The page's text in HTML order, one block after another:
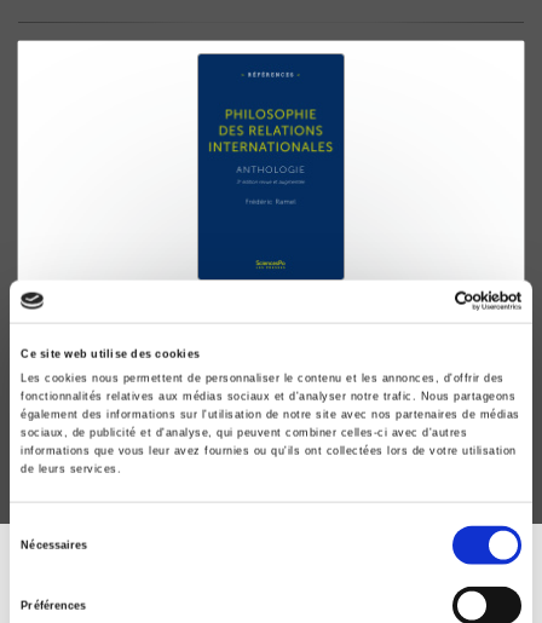
Ce site web utilise des cookies
Les cookies nous permettent de personnaliser le contenu et les annonces, d'offrir des
fonctionnalités relatives aux médias sociaux et d'analyser notre trafic. Nous partageons
également des informations sur l'utilisation de notre site avec nos partenaires de médias
sociaux, de publicité et d'analyse, qui peuvent combiner celles-ci avec d'autres
informations que vous leur avez fournies ou qu'ils ont collectées lors de votre utilisation
de leurs services.
Sélection
Nécessaires
Préférences
Philosophie des relations internationales
ANTHOLOGIE. 3e édition revue et augmentée
Frédéric Ramel
ABONNEZ-VOUS À NOS